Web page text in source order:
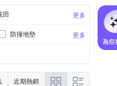
更多
田
更多
防撞地墊
近期熱銷